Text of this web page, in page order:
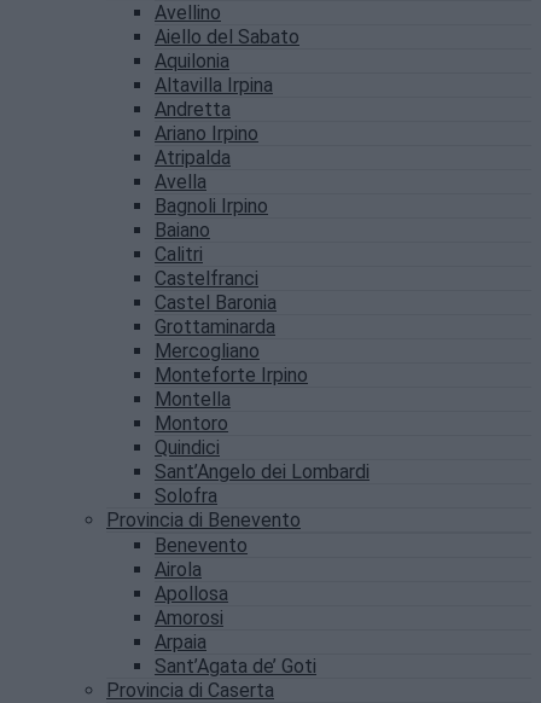
Avellino
Aiello del Sabato
Aquilonia
Altavilla Irpina
Andretta
Ariano Irpino
Atripalda
Avella
Bagnoli Irpino
Baiano
Calitri
Castelfranci
Castel Baronia
Grottaminarda
Mercogliano
Monteforte Irpino
Montella
Montoro
Quindici
Sant’Angelo dei Lombardi
Solofra
Provincia di Benevento
Benevento
Airola
Apollosa
Amorosi
Arpaia
Sant’Agata de’ Goti
Provincia di Caserta